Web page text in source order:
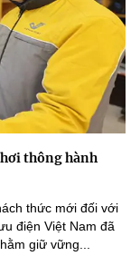
thông hành
thức mới đối với
điện Việt Nam đã
giữ vững...